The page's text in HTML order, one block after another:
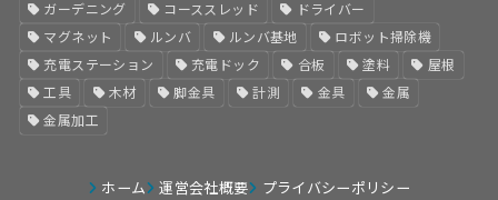
ガーデニング
コーススレッド
ドライバー
マグネット
ルンバ ルンバ基地
ロボット掃除機
充電ステーション
充電ドック 合板 塗料
屋根
工具
木材 脚金具 計測 金具
金属
金属加工
ホーム 運営会社概要 プライバシーポリシー